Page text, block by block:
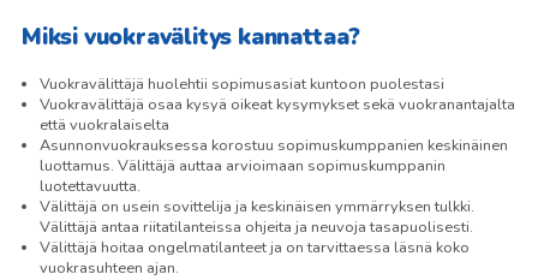
Miksi vuokravälitys kannattaa?
Vuokravälittäjä huolehtii sopimusasiat kuntoon puolestasi
Vuokravälittäjä osaa kysyä oikeat kysymykset sekä vuokranantajalta
että vuokralaiselta
Asunnonvuokrauksessa korostuu sopimuskumppanien keskinäinen
luottamus. Välittäjä auttaa arvioimaan sopimuskumppanin
luotettavuutta.
Välittäjä on usein sovittelija ja keskinäisen ymmärryksen tulkki.
Välittäjä antaa riitatilanteissa ohjeita ja neuvoja tasapuolisesti.
Välittäjä hoitaa ongelmatilanteet ja on tarvittaessa läsnä koko
vuokrasuhteen ajan.